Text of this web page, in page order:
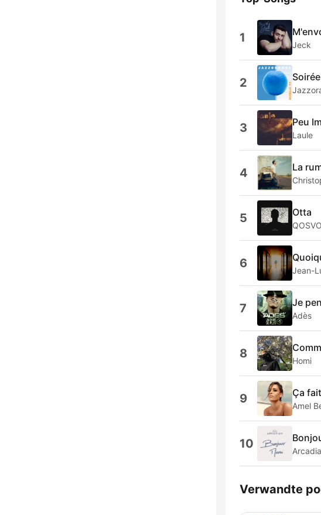
1 Jeck
2
3 Peu
Laule
4 La
5 Otta
QOSVO
6 Jean-
7 Je
Adès
8 Homi
9 Ça
Amel
10
Verwandte